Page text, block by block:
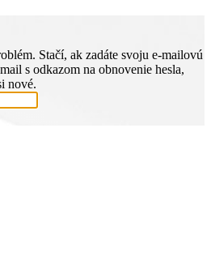
Stačí, ak zadáte svoju e-mailovú
s odkazom na obnovenie hesla,
nové.